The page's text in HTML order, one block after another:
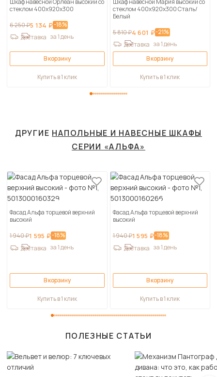
Шкаф навесной Орлеан высокий со
стеклом 400х920х300
6 250 ₽5 134 ₽-18%
Доставка за 1 день
В корзину
Купить в 1 клик
Шкаф навесной Мария высокий со
стеклом 400х920х300 Сталь/
Белый
5 810 ₽4 601 ₽-21%
Доставка за 1 день
В корзину
Купить в 1 клик
ДРУГИЕ НАПОЛЬНЫЕ И НАВЕСНЫЕ ШКАФЫ
СЕРИИ «АЛЬФА»
Фасад Альфа торцевой верхний
высокий
1 940 ₽1 595 ₽-18%
Доставка за 1 день
В корзину
Купить в 1 клик
Фасад Альфа торцевой верхний
высокий
1 940 ₽1 595 ₽-18%
Доставка за 1 день
В корзину
Купить в 1 клик
ПОЛЕЗНЫЕ СТАТЬИ